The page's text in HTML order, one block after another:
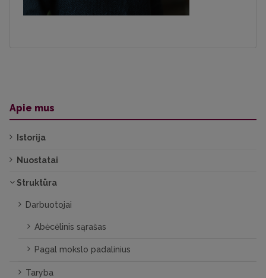
Apie mus
Istorija
Nuostatai
Struktūra
Darbuotojai
Abėcėlinis sąrašas
Pagal mokslo padalinius
Taryba